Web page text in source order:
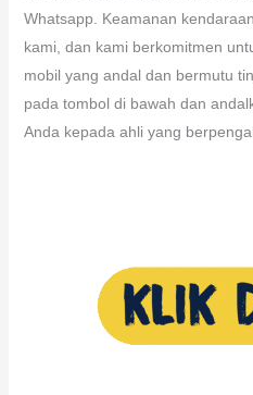
Whatsapp. Keamanan
kami, dan kami berkomitmen
mobil yang andal dan bermutu
pada tombol di bawah dan
Anda kepada ahli yang